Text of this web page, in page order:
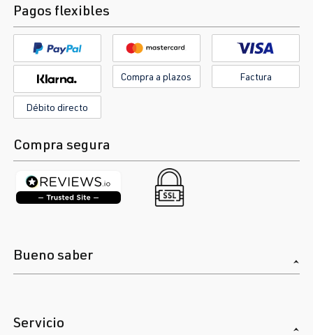
Pagos flexibles
Compra a plazos Factura
Débito directo
Compra segura
Bueno saber
Servicio